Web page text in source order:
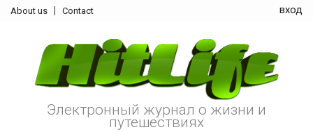
About us Contact вход
Электронный журнал о жизни и
путешествиях